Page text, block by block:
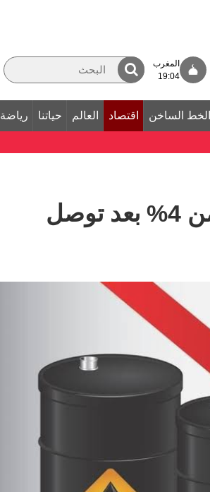
المغرب
19:04
الخط الساخن اقتصاد العالم حياتنا رياضة
تراجع أسعار النفط بأكثر من 4% بعد توصل